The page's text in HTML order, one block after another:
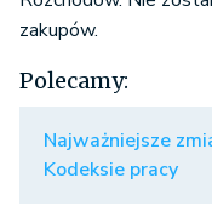
zakupów.
Polecamy:
Najważniejsze
Kodeksie pracy